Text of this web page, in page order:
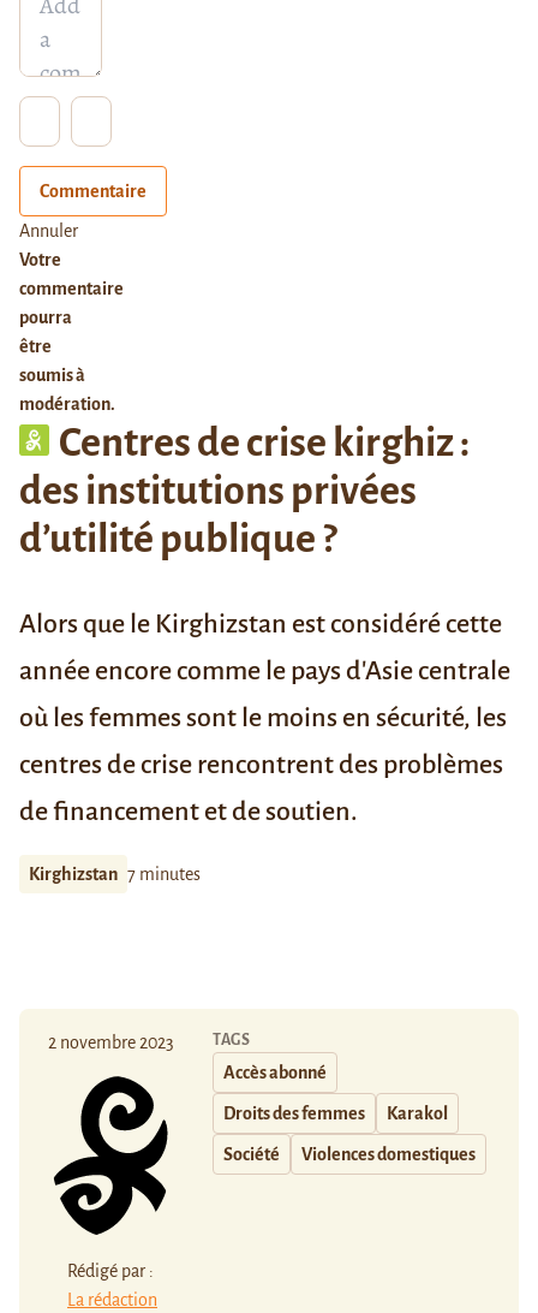
Centres de crise kirghiz :
des institutions privées
d’utilité publique ?
Alors que le Kirghizstan est considéré cette
année encore comme le pays d'Asie centrale
où les femmes sont le moins en sécurité, les
centres de crise rencontrent des problèmes
de financement et de soutien.
Kirghizstan 7 minutes
2 novembre 2023
Rédigé par :
La rédaction
TAGS
Accès abonné
Droits des femmes Karakol
Société Violences domestiques
Commentaire
Annuler
Votre
commentaire
pourra
être
soumis à
modération.